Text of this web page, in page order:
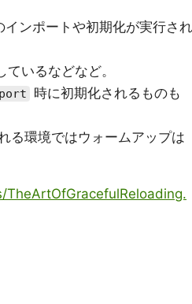
ンポートや初期化が実行され
いるなどなど。
時に初期化されるものも
る環境ではウォームアップは